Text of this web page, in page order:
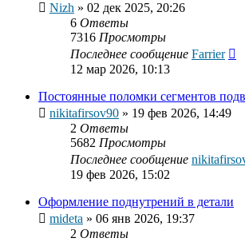
Nizh » 02 дек 2025, 20:26
6 Ответы
7316 Просмотры
Последнее сообщение Farrier
12 мар 2026, 10:13
Постоянные поломки сегментов
nikitafirsov90 » 19 фев 2026, 14:49
2 Ответы
5682 Просмотры
Последнее сообщение
19 фев 2026, 15:02
Оформление поднутрений в детали
mideta » 06 янв 2026, 19:37
2 Ответы